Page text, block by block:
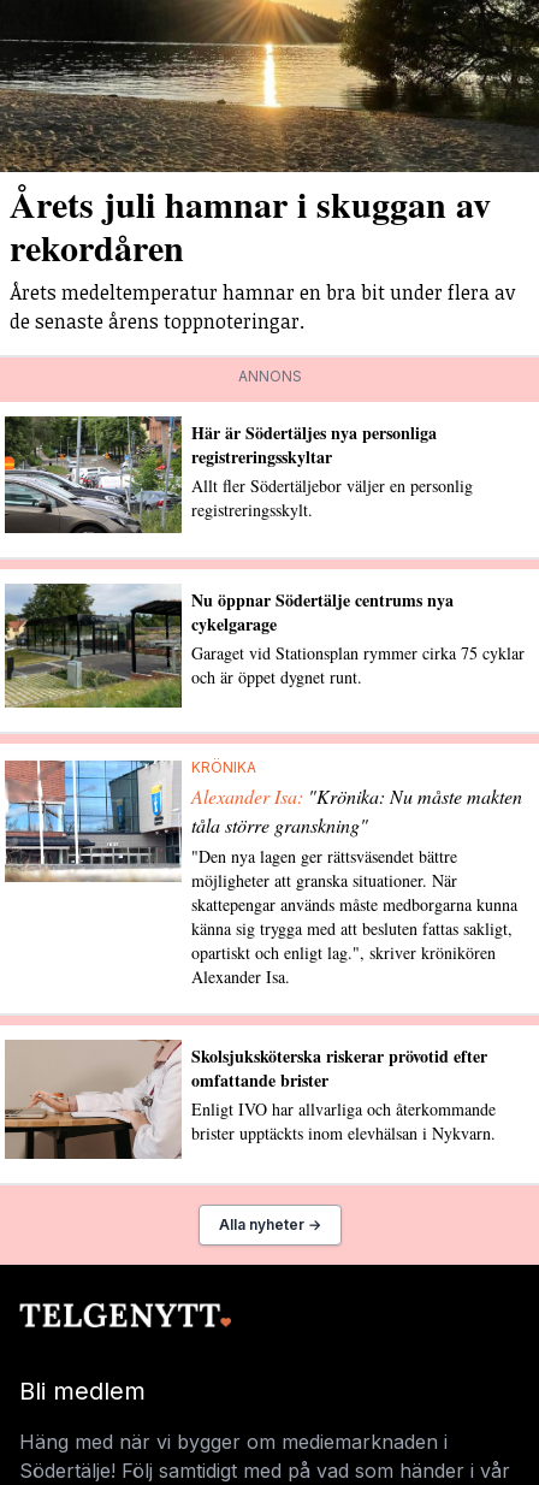
Årets juli hamnar i skuggan av
rekordåren
Årets medeltemperatur hamnar en bra bit under flera av
de senaste årens toppnoteringar.
ANNONS
Här är Södertäljes nya personliga
registreringsskyltar
Allt fler Södertäljebor väljer en personlig
registreringsskylt.
Nu öppnar Södertälje centrums nya
cykelgarage
Garaget vid Stationsplan rymmer cirka 75 cyklar
och är öppet dygnet runt.
KRÖNIKA
Alexander Isa: "Krönika: Nu måste makten
tåla större granskning"
"Den nya lagen ger rättsväsendet bättre
möjligheter att granska situationer. När
skattepengar används måste medborgarna kunna
känna sig trygga med att besluten fattas sakligt,
opartiskt och enligt lag.", skriver krönikören
Alexander Isa.
Skolsjuksköterska riskerar prövotid efter
omfattande brister
Enligt IVO har allvarliga och återkommande
brister upptäckts inom elevhälsan i Nykvarn.
Alla nyheter →
Bli medlem
Häng med när vi bygger om mediemarknaden i
Södertälje! Följ samtidigt med på vad som händer i vår